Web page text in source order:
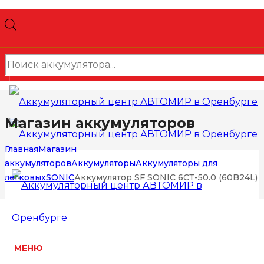
Поиск
товаров
МЕНЮ
Магазин аккумуляторов
ГлавнаяМагазин
аккумуляторовАккумуляторыАккумуляторы для
легковыхSONICАккумулятор SF SONIC 6СТ-50.0 (60B24L)